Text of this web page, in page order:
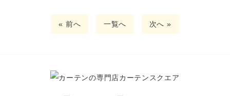
« 前へ 一覧へ 次へ »